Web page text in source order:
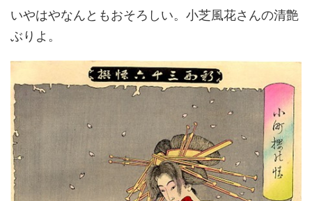
いやはやなんともおそろしい。小芝風花さんの清艶
ぶりよ。